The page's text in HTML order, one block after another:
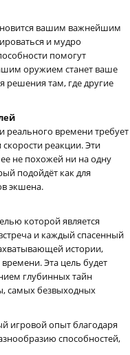
вашим важнейшим
и мудро
помогут
оружием станет ваше
решения там, где другие
времени требует
скорости реакции. Эти
не похожей ни на одну
подойдёт как для
экшена.
которой является
и каждый спасенный
истории,
Эта цель будет
глубинных тайн
самых безвыходных
игровой опыт благодаря
способностей,